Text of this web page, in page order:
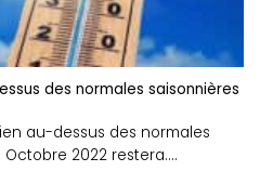
des normales saisonnières
au-dessus des normales
2022 restera....